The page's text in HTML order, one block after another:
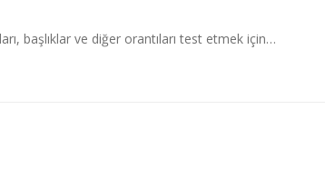
başlıklar ve diğer orantıları test etmek için…